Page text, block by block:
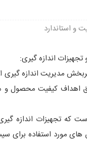
و استاندارد
تجهیزات اندازه گیری:
مدیریت اندازه
اهداف کیفیت محصول و
که تجهیزات اندازه گیری
مورد استفاده برای